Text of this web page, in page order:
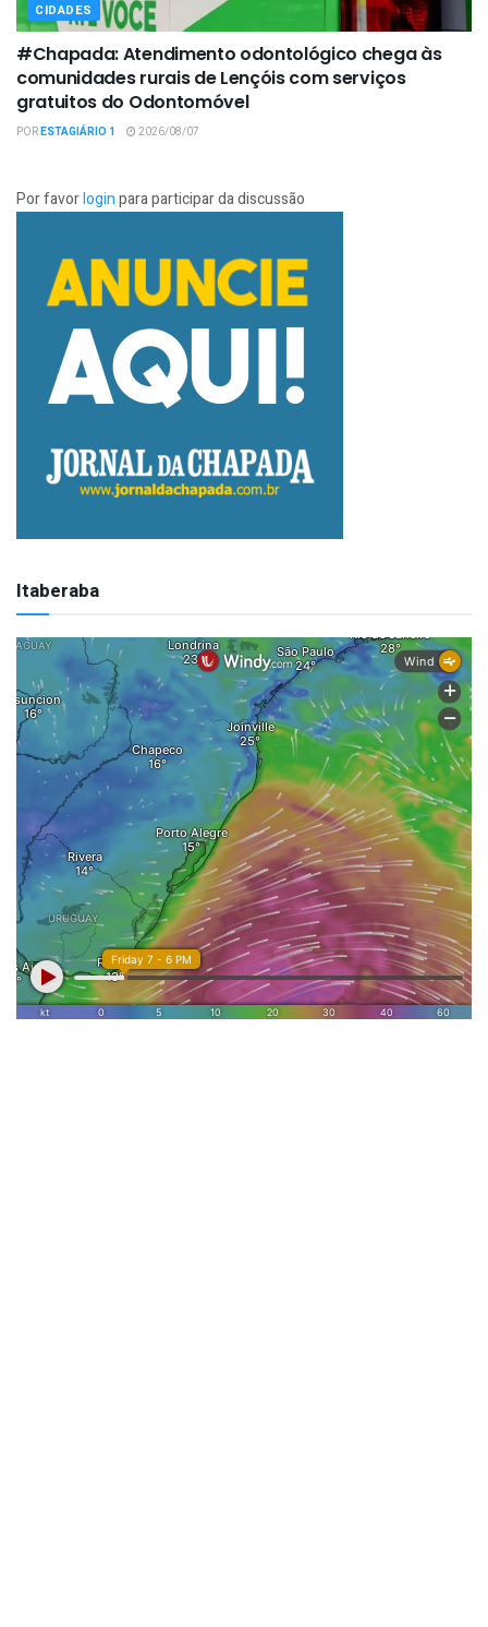
CIDADES
#Chapada: Atendimento odontológico chega às
comunidades rurais de Lençóis com serviços
gratuitos do Odontomóvel
PORESTAGIÁRIO 1 2026/08/07
Por favorloginpara participar da discussão
Itaberaba